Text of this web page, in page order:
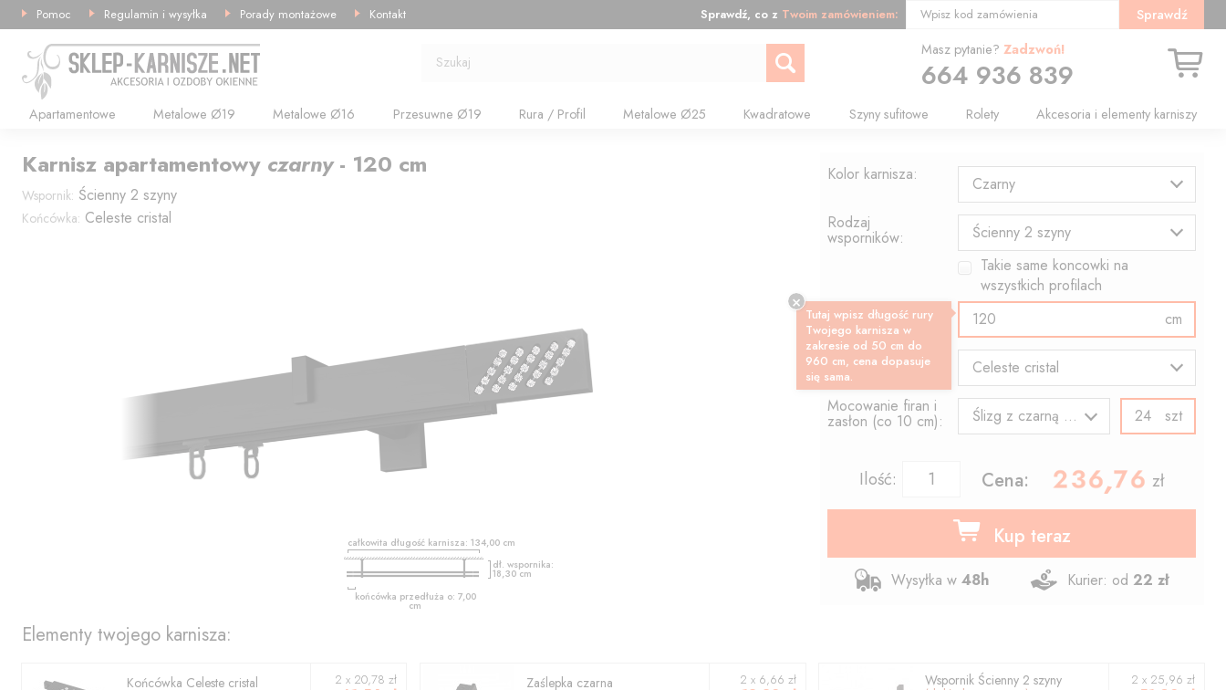
Sprawdź, co z Twoim zamówieniem: Wpisz kod zamówienia Sprawdź
Szukaj
Apartamentowe Metalowe Ø19 Metalowe Ø16 Przesuwne Ø19 Rura / Profil Metalowe Ø25 Kwadratowe Szyny sufitowe Rolety Akcesoria i elementy karniszy
Pomoc Regulamin i wysyłka Porady montażowe Kontakt
Masz pytanie?Zadzwoń!
664 936 839
Karnisz apartamentowy czarny- 120 cm
Wspornik: Ścienny 2 szyny
Końcówka: Celeste cristal
całkowita długość karnisza: 134,00cm
dł. wspornika:
18,30 cm
końcówka przedłuża o: 7,00
cm
Kolor karnisza:
Czarny
Rodzaj
wsporników:
Ścienny 2 szyny
Takie same koncowki na
wszystkich profilach
Długość profilu:
cm
Wzór końcówki:
Celeste cristal
Mocowanie firan i
zasłon (co 10 cm): Ślizg z czarną agrafką szt
Ilość: Cena: , zł
Kup teraz
Wysyłka w 48h Kurier: od 22 zł
Tutaj wpisz długość rury
Twojego karnisza w
zakresie od 50 cm do
960 cm, cena dopasuje
się sama.
Elementy twojego karnisza:
Końcówka Celeste cristal
2 x 20,78 zł
Zaślepka czarna
2 x 6,66 zł Wspornik Ścienny 2 szyny
2 x 25,96 zł